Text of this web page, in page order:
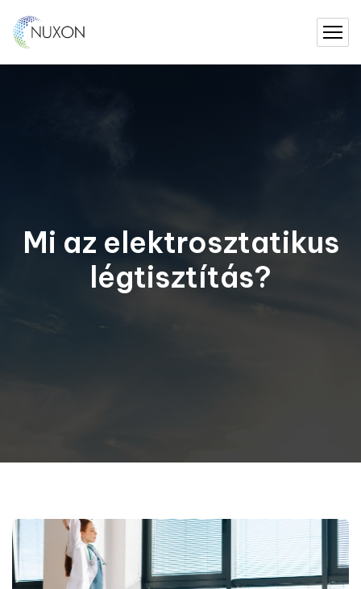
Mi az elektrosztatikus
légtisztítás?